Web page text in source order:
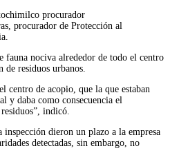
procurador de Protección al
fauna nociva alrededor de todo el centro
residuos urbanos.
centro de acopio, que la que estaban
y daba como consecuencia el
indicó.
dieron un plazo a la empresa
detectadas, sin embargo, no